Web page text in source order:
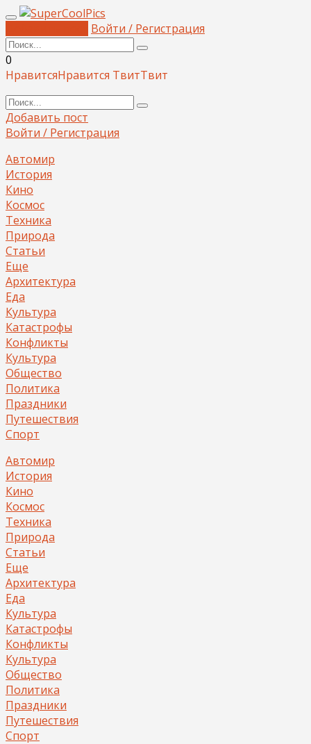
Войти / Регистрация
0
НравитсяНравится ТвитТвит
Добавить пост
Войти / Регистрация
Автомир
История
Кино
Космос
Техника
Природа
Статьи
Еще
Архитектура
Еда
Культура
Катастрофы
Конфликты
Культура
Общество
Политика
Праздники
Путешествия
Спорт
Автомир
История
Кино
Космос
Техника
Природа
Статьи
Еще
Архитектура
Еда
Культура
Катастрофы
Конфликты
Культура
Общество
Политика
Праздники
Путешествия
Спорт